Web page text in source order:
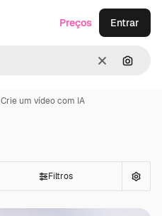
Limpar
Preços Entrar
Crie um vídeo com IA
Filtros